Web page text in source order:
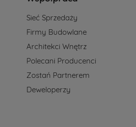
Sieć Sprzedaży
Firmy Budowlane
Architekci Wnętrz
Polecani Producenci
Zostań Partnerem
Deweloperzy